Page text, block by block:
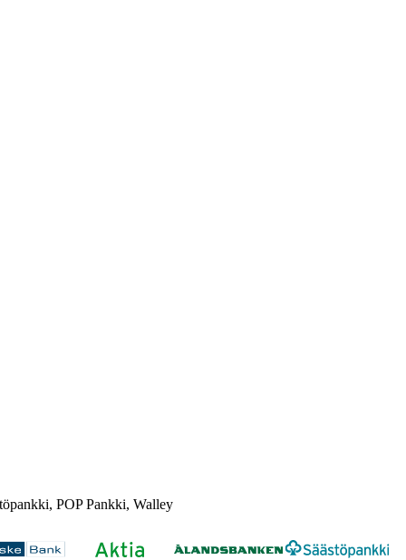
POP Pankki, Walley